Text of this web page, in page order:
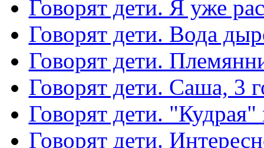
Говорят дети. Я уже
Говорят дети. Вода
Говорят дети.
Говорят дети. Саша, 3
Говорят дети.
Говорят дети.